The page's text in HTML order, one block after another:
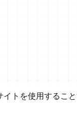
トを使用するこ